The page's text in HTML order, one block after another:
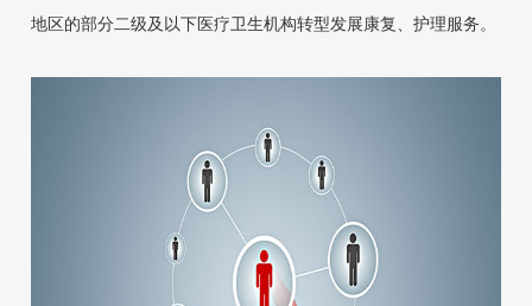
地区的部分二级及以下医疗卫生机构转型发展康复、护理服务。